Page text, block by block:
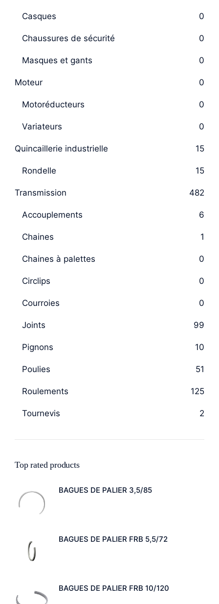
Casques 0
Chaussures de sécurité 0
Masques et gants 0
Moteur 0
Motoréducteurs 0
Variateurs 0
Quincaillerie industrielle 15
Rondelle 15
Transmission 482
Accouplements 6
Chaines 1
Chaines à palettes 0
Circlips 0
Courroies 0
Joints 99
Pignons 10
Poulies 51
Roulements 125
Tournevis 2
Top rated products
BAGUES DE PALIER 3,5/85
BAGUES DE PALIER FRB 5,5/72
BAGUES DE PALIER FRB 10/120